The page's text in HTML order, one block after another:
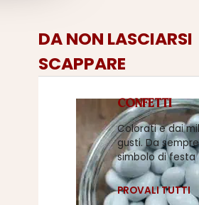
DA NON LASCIARSI
SCAPPARE
CONFETTI
Colorati e dai
gusti. Da sempre
simbolo di festa
PROVALI TUTTI